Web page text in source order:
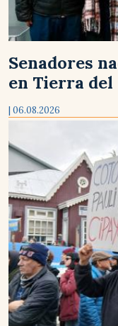
Senadores
en Tierra del
| 06.08.2026